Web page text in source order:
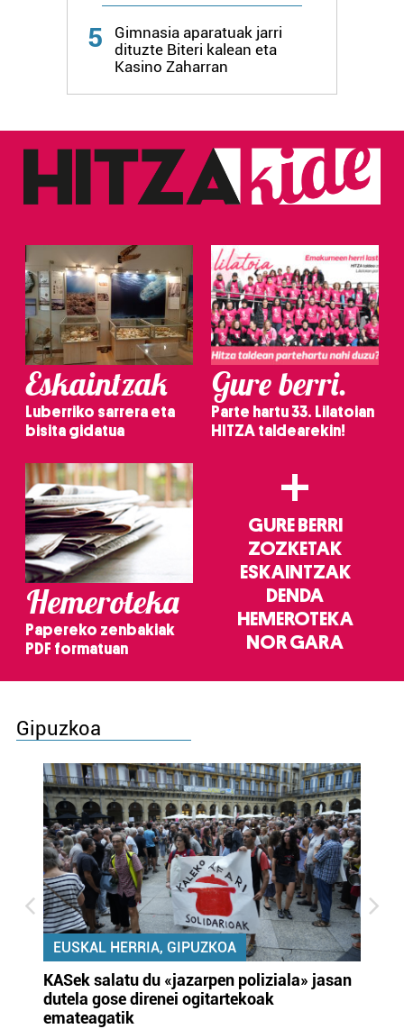
5
Gimnasia aparatuak jarri
dituzte Biteri kalean eta
Kasino Zaharran
Eskaintzak
Luberriko sarrera eta
bisita gidatua
Gure berri.
Parte hartu 33. Lilatoian
HITZA taldearekin!
Hemeroteka
Papereko zenbakiak
PDF formatuan
+
GURE BERRI
ZOZKETAK
ESKAINTZAK
DENDA
HEMEROTEKA
NOR GARA
Gipuzkoa
EUSKAL HERRIA, GIPUZKOA
KASek salatu du «jazarpen poliziala» jasan
dutela gose direnei ogitartekoak
emateagatik